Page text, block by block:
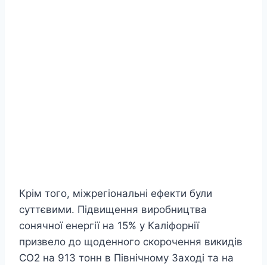
Крім того, міжрегіональні ефекти були
суттєвими. Підвищення виробництва
сонячної енергії на 15% у Каліфорнії
призвело до щоденного скорочення викидів
CO2 на 913 тонн в Північному Заході та на